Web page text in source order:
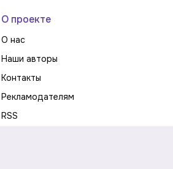
О проекте
О нас
Наши авторы
Контакты
Рекламодателям
RSS